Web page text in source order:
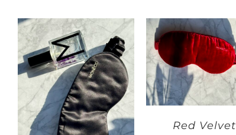
ДОБАВЯНЕ В
КОЛИЧКАТА
КОЛИЧКАТА
Red Velvet